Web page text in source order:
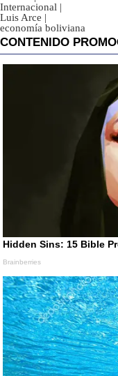
Internacional |
Luis Arce |
economía boliviana